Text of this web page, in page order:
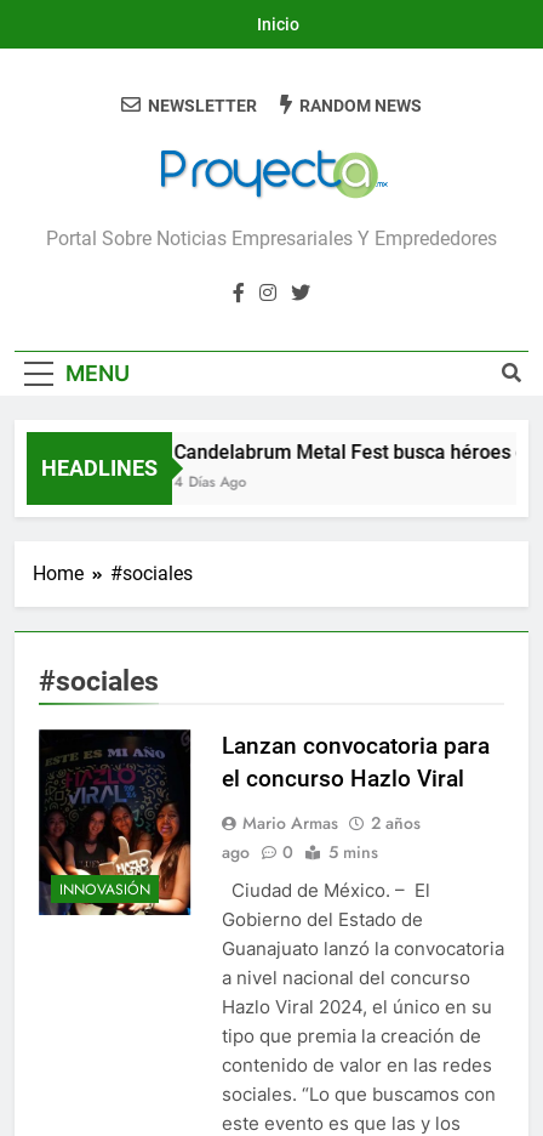
Inicio
Proyecta
Portal Sobre Noticias Empresariales Y Emprededores
NEWSLETTER RANDOM NEWS
MENU
HEADLINES
Candelabrum Metal Fest busca héroes de
4 Días Ago
Home #sociales
#sociales
INNOVASIÓN
Lanzan convocatoria para
el concurso Hazlo Viral
Mario Armas
2 años
ago
0 5 mins
Ciudad de México. – El
Gobierno del Estado de
Guanajuato lanzó la convocatoria
a nivel nacional del concurso
Hazlo Viral 2024, el único en su
tipo que premia la creación de
contenido de valor en las redes
sociales. “Lo que buscamos con
este evento es que las y los